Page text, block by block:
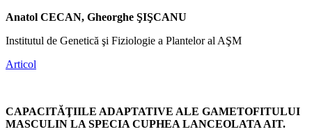
Anatol CECAN, Gheorghe ŞIŞCANU
Institutul de Genetică şi Fiziologie a Plantelor al AŞM
Articol
CAPACITĂŢIILE ADAPTATIVE ALE GAMETOFITULUI
MASCULIN LA SPECIA CUPHEA LANCEOLATA AIT.